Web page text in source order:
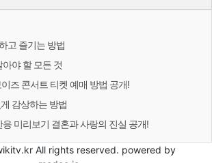
고 즐기는 방법
야 할 모든 것
즈 콘서트 티켓 예매 방법 공개!
감상하는 방법
미리보기 결혼과 사랑의 진실 공개!
All rights reserved. powered by